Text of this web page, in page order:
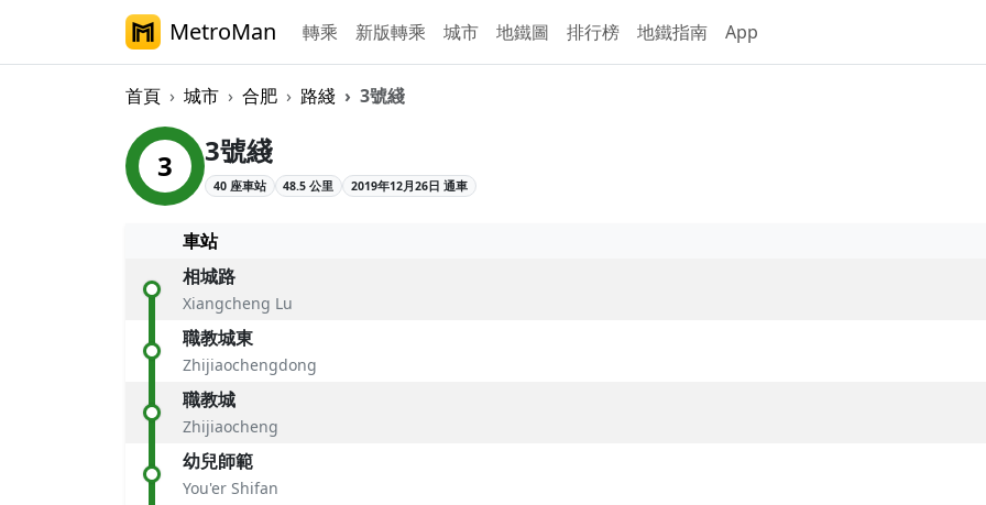
MetroMan 轉乘 新版轉乘 城市 地鐵圖 排行榜 地鐵指南 App
首頁 城市 合肥 路綫 3號綫
合肥軌道交通3號綫概覽
3 3號綫
40 座車站 48.5 公里 2019年12月26日 通車
車站
相城路
Xiangcheng Lu
職教城東
Zhijiaochengdong
職教城
Zhijiaocheng
幼兒師範
You'er Shifan